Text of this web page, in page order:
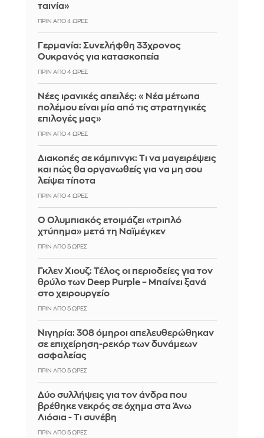
ταινία»
ΠΡΙΝ ΑΠΌ 4 ΏΡΕΣ
Γερμανία: Συνελήφθη 33χρονος
Ουκρανός για κατασκοπεία
ΠΡΙΝ ΑΠΌ 4 ΏΡΕΣ
Νέες ιρανικές απειλές: «Νέα μέτωπα
πολέμου είναι μία από τις στρατηγικές
επιλογές μας»
ΠΡΙΝ ΑΠΌ 4 ΏΡΕΣ
Διακοπές σε κάμπινγκ: Τι να μαγειρέψεις
και πώς θα οργανωθείς για να μη σου
λείψει τίποτα
ΠΡΙΝ ΑΠΌ 4 ΏΡΕΣ
Ο Ολυμπιακός ετοιμάζει «τριπλό
χτύπημα» μετά τη Ναϊμέγκεν
ΠΡΙΝ ΑΠΌ 5 ΏΡΕΣ
Γκλεν Χιουζ: Τέλος οι περιοδείες για τον
θρύλο των Deep Purple – Μπαίνει ξανά
στο χειρουργείο
ΠΡΙΝ ΑΠΌ 5 ΏΡΕΣ
Νιγηρία: 308 όμηροι απελευθερώθηκαν
σε επιχείρηση-ρεκόρ των δυνάμεων
ασφαλείας
ΠΡΙΝ ΑΠΌ 5 ΏΡΕΣ
Δύο συλλήψεις για τον άνδρα που
βρέθηκε νεκρός σε όχημα στα Άνω
Λιόσια - Τι συνέβη
ΠΡΙΝ ΑΠΌ 5 ΏΡΕΣ